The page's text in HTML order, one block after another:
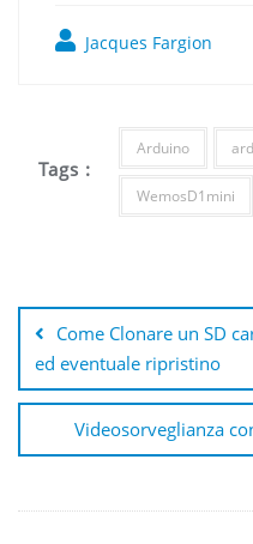
Jacques Fargion
Tags :
Arduino
WemosD1mini
articoli
Come Clonare un SD
ed eventuale ripristino
Videosorveglianza